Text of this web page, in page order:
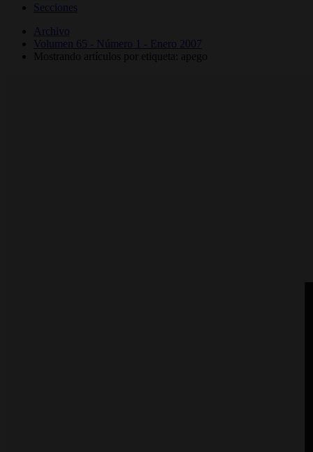
Secciones
Archivo
Volumen 65 - Número 1 - Enero 2007
Mostrando artículos por etiqueta: apego